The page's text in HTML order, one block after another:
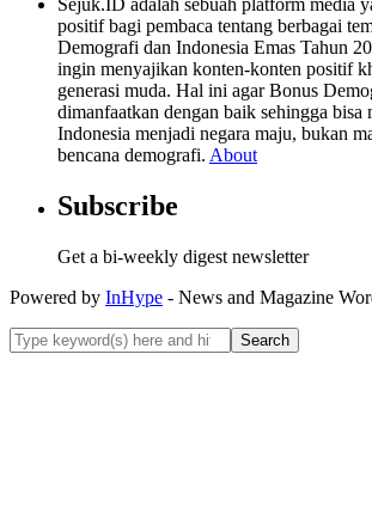
positif bagi pembaca tentang berbagai
Demografi dan Indonesia Emas Tahun
ingin menyajikan konten-konten positif
generasi muda. Hal ini agar Bonus
dimanfaatkan dengan baik sehingga bisa
Indonesia menjadi negara maju, bukan
bencana demografi. About
Subscribe
Get a bi-weekly digest newsletter
Powered by InHype - News and Magazine